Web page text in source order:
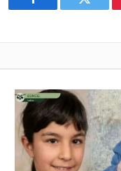
Facebook Twitter